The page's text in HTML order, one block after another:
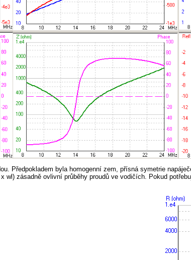
Předpokladem byla homogenní zem, přísná symetrie
zásadně ovlivní průběhy proudů ve vodičích. Pokud